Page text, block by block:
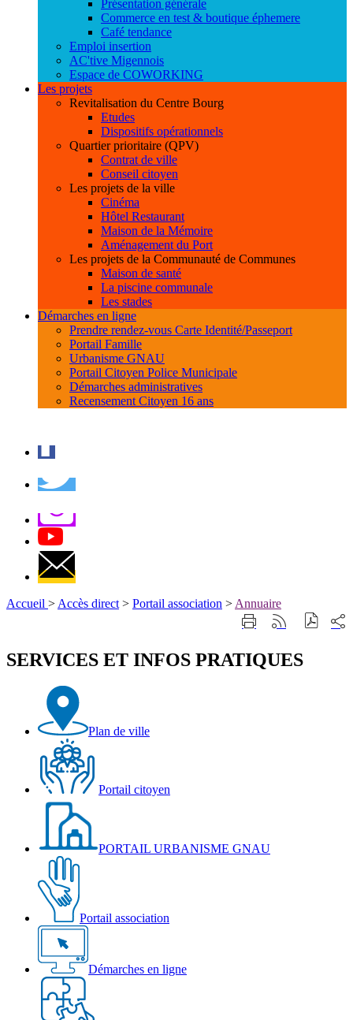
Présentation générale
Commerce en test & boutique éphemere
Café tendance
Emploi insertion
AC'tive Migennois
Espace de COWORKING
Les projets
Revitalisation du Centre Bourg
Etudes
Dispositifs opérationnels
Quartier prioritaire (QPV)
Contrat de ville
Conseil citoyen
Les projets de la ville
Cinéma
Hôtel Restaurant
Maison de la Mémoire
Aménagement du Port
Les projets de la Communauté de Communes
Maison de santé
La piscine communale
Les stades
Démarches en ligne
Prendre rendez-vous Carte Identité/Passeport
Portail Famille
Urbanisme GNAU
Portail Citoyen Police Municipale
Démarches administratives
Recensement Citoyen 16 ans
Accueil > Accès direct > Portail association > Annuaire
ImprimerGénérer
RSS
sur
SERVICES ET INFOS PRATIQUES
Plan de ville
Portail citoyen
PORTAIL URBANISME GNAU
Portail association
Démarches en ligne